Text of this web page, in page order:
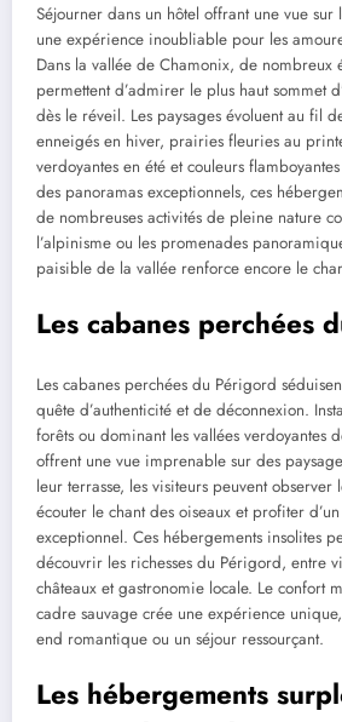
Séjourner dans un hôtel offrant une vue sur
une expérience inoubliable pour les
Dans la vallée de Chamonix, de nombreux
permettent d’admirer le plus haut sommet
dès le réveil. Les paysages évoluent au fil
enneigés en hiver, prairies fleuries au
verdoyantes en été et couleurs
des panoramas exceptionnels, ces
de nombreuses activités de pleine nature
l’alpinisme ou les promenades
paisible de la vallée renforce encore le
Les cabanes perchées
Les cabanes perchées du Périgord
quête d’authenticité et de déconnexion.
forêts ou dominant les vallées verdoyantes
offrent une vue imprenable sur des
leur terrasse, les visiteurs peuvent observer
écouter le chant des oiseaux et profiter
exceptionnel. Ces hébergements insolites
découvrir les richesses du Périgord, entre
châteaux et gastronomie locale. Le confort
cadre sauvage crée une expérience
end romantique ou un séjour ressourçant.
Les hébergements